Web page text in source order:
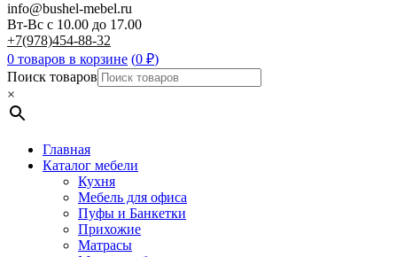
info@bushel-mebel.ru
Вт-Вс c 10.00 до 17.00
+7(978)454-88-32
0 товаров в корзине (0 ₽)
Поиск товаров
×
Главная
Каталог мебели
Кухня
Мебель для офиса
Пуфы и Банкетки
Прихожие
Матрасы